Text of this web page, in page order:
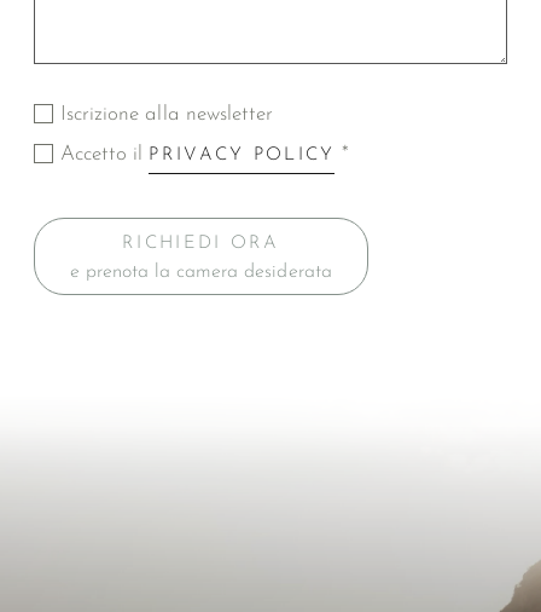
Iscrizione alla newsletter
Accetto il
PRIVACY POLICY *
RICHIEDI ORA
e prenota la camera desiderata